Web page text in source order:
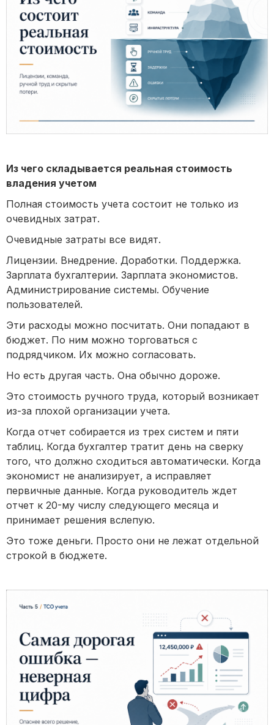
Из чего складывается реальная стоимость
владения учетом
Полная стоимость учета состоит не только из
очевидных затрат.
Очевидные затраты все видят.
Лицензии. Внедрение. Доработки. Поддержка.
Зарплата бухгалтерии. Зарплата экономистов.
Администрирование системы. Обучение
пользователей.
Эти расходы можно посчитать. Они попадают в
бюджет. По ним можно торговаться с
подрядчиком. Их можно согласовать.
Но есть другая часть. Она обычно дороже.
Это стоимость ручного труда, который возникает
из-за плохой организации учета.
Когда отчет собирается из трех систем и пяти
таблиц. Когда бухгалтер тратит день на сверку
того, что должно сходиться автоматически. Когда
экономист не анализирует, а исправляет
первичные данные. Когда руководитель ждет
отчет к 20-му числу следующего месяца и
принимает решения вслепую.
Это тоже деньги. Просто они не лежат отдельной
строкой в бюджете.